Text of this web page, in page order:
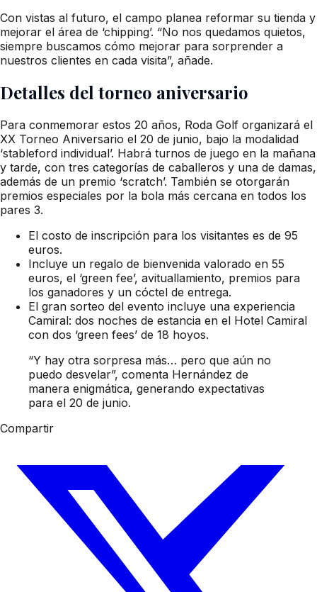
Con vistas al futuro, el campo planea reformar su tienda y
mejorar el área de ‘chipping’. “No nos quedamos quietos,
siempre buscamos cómo mejorar para sorprender a
nuestros clientes en cada visita”, añade.
Detalles del torneo aniversario
Para conmemorar estos 20 años, Roda Golf organizará el
XX Torneo Aniversario el 20 de junio, bajo la modalidad
‘stableford individual’. Habrá turnos de juego en la mañana
y tarde, con tres categorías de caballeros y una de damas,
además de un premio ‘scratch’. También se otorgarán
premios especiales por la bola más cercana en todos los
pares 3.
El costo de inscripción para los visitantes es de 95
euros.
Incluye un regalo de bienvenida valorado en 55
euros, el ‘green fee’, avituallamiento, premios para
los ganadores y un cóctel de entrega.
El gran sorteo del evento incluye una experiencia
Camiral: dos noches de estancia en el Hotel Camiral
con dos ‘green fees’ de 18 hoyos.
“Y hay otra sorpresa más… pero que aún no
puedo desvelar”, comenta Hernández de
manera enigmática, generando expectativas
para el 20 de junio.
Compartir